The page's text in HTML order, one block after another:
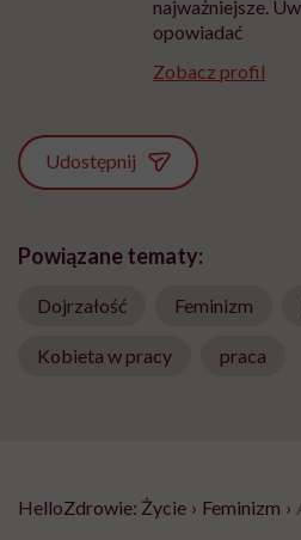
najważniejsze.
opowiadać
Zobacz profil
Udostępnij
Powiązane tematy:
Dojrzałość Feminizm
Kobieta w pracy praca
HelloZdrowie: Życie › Feminizm ›